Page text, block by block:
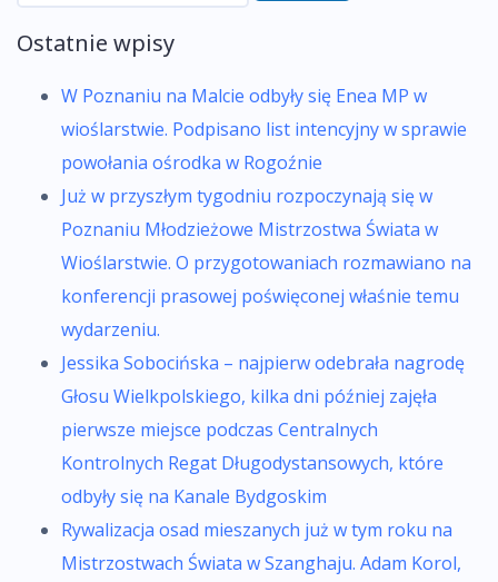
Ostatnie wpisy
W Poznaniu na Malcie odbyły się Enea MP w
wioślarstwie. Podpisano list intencyjny w sprawie
powołania ośrodka w Rogoźnie
Już w przyszłym tygodniu rozpoczynają się w
Poznaniu Młodzieżowe Mistrzostwa Świata w
Wioślarstwie. O przygotowaniach rozmawiano na
konferencji prasowej poświęconej właśnie temu
wydarzeniu.
Jessika Sobocińska – najpierw odebrała nagrodę
Głosu Wielkpolskiego, kilka dni później zajęła
pierwsze miejsce podczas Centralnych
Kontrolnych Regat Długodystansowych, które
odbyły się na Kanale Bydgoskim
Rywalizacja osad mieszanych już w tym roku na
Mistrzostwach Świata w Szanghaju. Adam Korol,